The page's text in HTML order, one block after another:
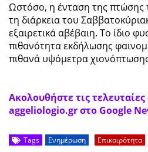
Ωστόσο, η ένταση της πτώσης
τη διάρκεια του
εξαιρετικά αβέβαιη. Το ίδιο
πιθανότητα εκδήλωσης
πιθανά υψόμετρα
Ακολουθήστε τις
aggeliologio.gr στο Google
Tags Ενημέρωση Επικαιρότητα